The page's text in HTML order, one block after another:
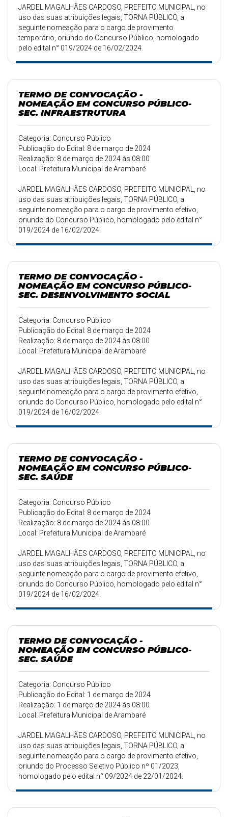
JARDEL MAGALHÃES CARDOSO, PREFEITO MUNICIPAL, no
uso das suas atribuições legais, TORNA PÚBLICO, a
seguinte nomeação para o cargo de provimento
temporário, oriundo do Concurso Público, homologado
pelo edital n° 019/2024 de 16/02/2024.
TERMO DE CONVOCAÇÃO -
NOMEAÇÃO EM CONCURSO PÚBLICO-
SEC. INFRAESTRUTURA
Categoria: Concurso Público
Publicação do Edital: 8 de março de 2024
Realização: 8 de março de 2024 às 08:00
Local: Prefeitura Municipal de Arambaré
JARDEL MAGALHÃES CARDOSO, PREFEITO MUNICIPAL, no
uso das suas atribuições legais, TORNA PÚBLICO, a
seguinte nomeação para o cargo de provimento efetivo,
oriundo do Concurso Público, homologado pelo edital n°
019/2024 de 16/02/2024.
TERMO DE CONVOCAÇÃO -
NOMEAÇÃO EM CONCURSO PÚBLICO-
SEC. DESENVOLVIMENTO SOCIAL
Categoria: Concurso Público
Publicação do Edital: 8 de março de 2024
Realização: 8 de março de 2024 às 08:00
Local: Prefeitura Municipal de Arambaré
JARDEL MAGALHÃES CARDOSO, PREFEITO MUNICIPAL, no
uso das suas atribuições legais, TORNA PÚBLICO, a
seguinte nomeação para o cargo de provimento efetivo,
oriundo do Concurso Público, homologado pelo edital n°
019/2024 de 16/02/2024.
TERMO DE CONVOCAÇÃO -
NOMEAÇÃO EM CONCURSO PÚBLICO-
SEC. SAÚDE
Categoria: Concurso Público
Publicação do Edital: 8 de março de 2024
Realização: 8 de março de 2024 às 08:00
Local: Prefeitura Municipal de Arambaré
JARDEL MAGALHÃES CARDOSO, PREFEITO MUNICIPAL, no
uso das suas atribuições legais, TORNA PÚBLICO, a
seguinte nomeação para o cargo de provimento efetivo,
oriundo do Concurso Público, homologado pelo edital n°
019/2024 de 16/02/2024.
TERMO DE CONVOCAÇÃO -
NOMEAÇÃO EM CONCURSO PÚBLICO-
SEC. SAÚDE
Categoria: Concurso Público
Publicação do Edital: 1 de março de 2024
Realização: 1 de março de 2024 às 08:00
Local: Prefeitura Municipal de Arambaré
JARDEL MAGALHÃES CARDOSO, PREFEITO MUNICIPAL, no
uso das suas atribuições legais, TORNA PÚBLICO, a
seguinte nomeação para o cargo de provimento efetivo,
oriundo do Processo Seletivo Público nº 01/2023,
homologado pelo edital n° 09/2024 de 22/01/2024.